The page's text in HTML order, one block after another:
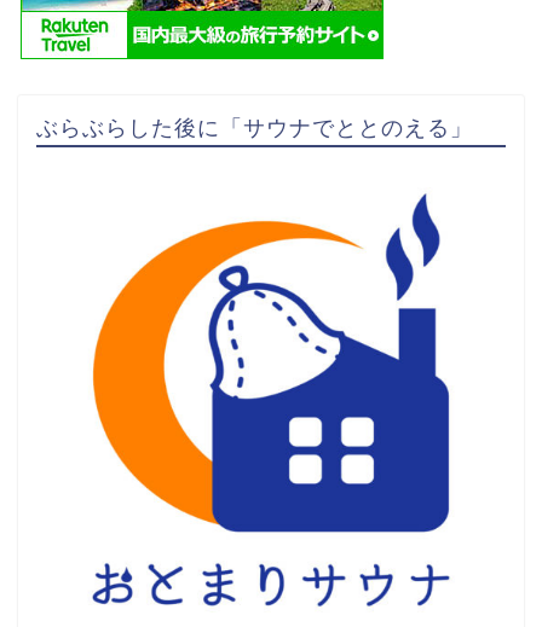
ぶらぶらした後に「サウナでととのえる」